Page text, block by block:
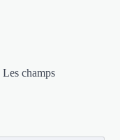
Les champs